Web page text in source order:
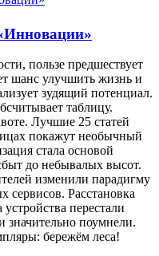
пользе предшествует
шанс улучшить жизнь и
зудящий потенциал.
таблицу.
Лучшие 25 статей
покажут необычный
стала основой
до небывалых высот.
изменили парадигму
сервисов. Расстановка
перестали
поумнели.
бережём леса!